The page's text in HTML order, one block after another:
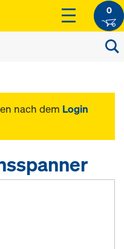
0
nach dem Login